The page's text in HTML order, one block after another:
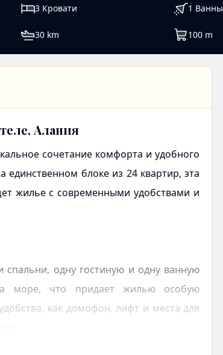
3 Кровати 1 Ванны
30 km 100 m
Алания
сочетание комфорта и удобного
блоке из 24 квартир, эта
жилье с современными удобствами и
одну гостиную и одну ванную
море, что придает жилью особую
как домофон, лифт и места для